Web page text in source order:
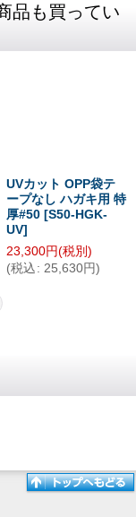
品も買ってい
UVカット OPP袋テ
ープなし ハガキ用 特
厚#50 [S50-HGK-
UV]
23,300円(税別)
(税込 : 25,630円)